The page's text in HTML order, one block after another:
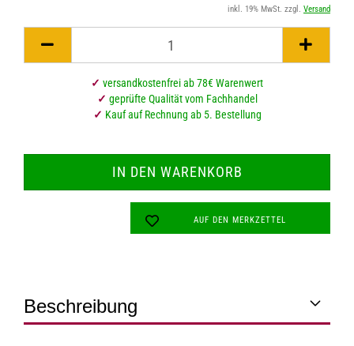
inkl. 19% MwSt. zzgl. Versand
✓ versandkostenfrei ab 78€ Warenwert
✓ geprüfte Qualität vom Fachhandel
✓ Kauf auf Rechnung ab 5. Bestellung
AUF DEN MERKZETTEL
Beschreibung